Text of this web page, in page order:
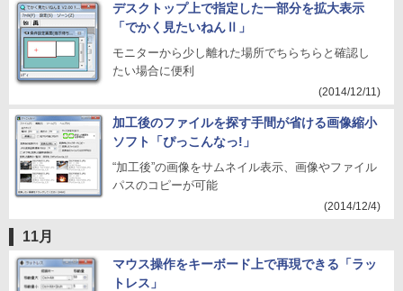
デスクトップ上で指定した一部分を拡大表示
「でかく見たいねんⅡ」
モニターから少し離れた場所でちらちらと確認し
たい場合に便利
(2014/12/11)
加工後のファイルを探す手間が省ける画像縮小
ソフト「ぴっこんなっ!」
“加工後”の画像をサムネイル表示、画像やファイル
パスのコピーが可能
(2014/12/4)
11月
マウス操作をキーボード上で再現できる「ラッ
トレス」